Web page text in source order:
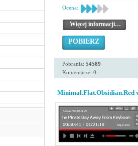
Ocena:
Więcej informacji…
POBIERZ
Pobrania: 54589
Komentarze: 0
Minimal.Flat.Obsidian.Red